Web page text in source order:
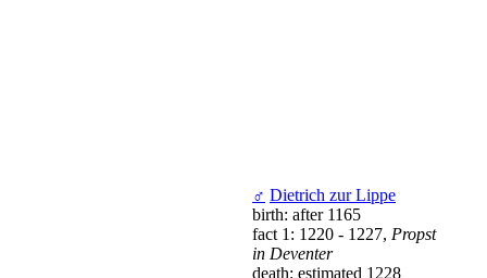
♂ Dietrich zur Lippe
birth: after 1165
fact 1: 1220 - 1227, Propst
in Deventer
death: estimated 1228